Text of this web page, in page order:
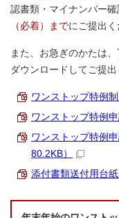
認書類・マイナンバー
（必着）までにご提出く
また、お急ぎのかたは
ダウンロードしてご提出
ワンストップ特例
ワンストップ特例
ワンストップ特例
80.2KB）
添付書類送付用台紙